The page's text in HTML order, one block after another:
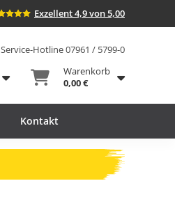
Exzellent 4,9 von 5,00
Service-Hotline 07961 / 5799-0
Warenkorb
0,00 €
Kontakt